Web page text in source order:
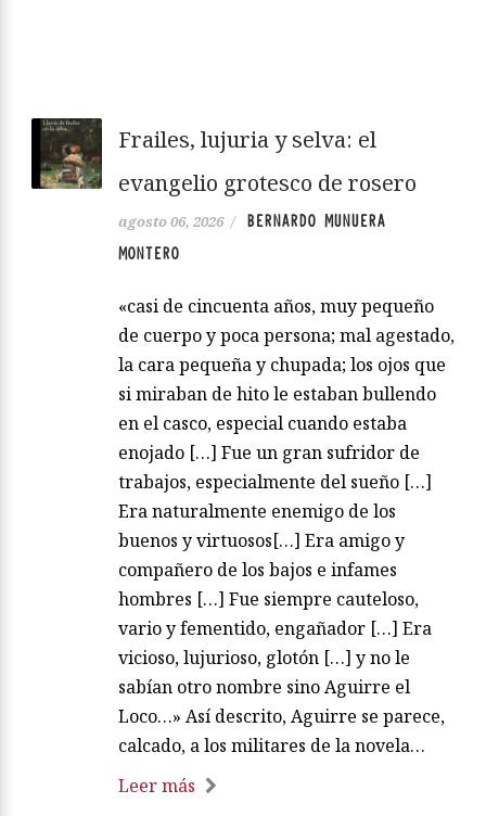
Frailes, lujuria y selva: el
evangelio grotesco de rosero
agosto 06, 2026 /
BERNARDO MUNUERA
MONTERO
«casi de cincuenta años, muy pequeño
de cuerpo y poca persona; mal agestado,
la cara pequeña y chupada; los ojos que
si miraban de hito le estaban bullendo
en el casco, especial cuando estaba
enojado […] Fue un gran sufridor de
trabajos, especialmente del sueño […]
Era naturalmente enemigo de los
buenos y virtuosos[…] Era amigo y
compañero de los bajos e infames
hombres […] Fue siempre cauteloso,
vario y fementido, engañador […] Era
vicioso, lujurioso, glotón […] y no le
sabían otro nombre sino Aguirre el
Loco…» Así descrito, Aguirre se parece,
calcado, a los militares de la novela…
Leer más